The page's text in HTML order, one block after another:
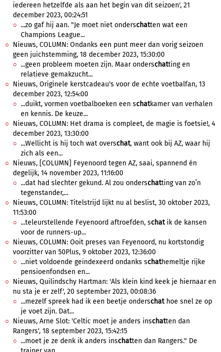
iedereen hetzelfde als aan het begin van dit seizoen', 21
december 2023, 00:24:51
...zo gaf hij aan. "Je moet niet onderschatten wat een
Champions League...
Nieuws, COLUMN: Ondanks een punt meer dan vorig seizoen
geen juichstemming, 18 december 2023, 15:30:00
...geen probleem moeten zijn. Maar onderschatting en
relatieve gemakzucht...
Nieuws, Originele kerstcadeau's voor de echte voetbalfan, 13
december 2023, 12:54:00
...duikt, vormen voetbalboeken een schatkamer van verhalen
en kennis. De keuze...
Nieuws, COLUMN: Het drama is compleet, de magie is foetsie!, 4
december 2023, 13:30:00
...Wellicht is hij toch wat overschat, want ook bij AZ, waar hij
zich als een...
Nieuws, [COLUMN] Feyenoord tegen AZ, saai, spannend én
degelijk, 14 november 2023, 11:16:00
...dat had slechter gekund. Al zou onderschatting van zo’n
tegenstander,...
Nieuws, COLUMN: Titelstrijd lijkt nu al beslist, 30 oktober 2023,
11:53:00
...teleurstellende Feyenoord aftroefden, schatik de kansen
voor de runners-up...
Nieuws, COLUMN: Ooit preses van Feyenoord, nu kortstondig
voorzitter van 50Plus, 9 oktober 2023, 12:36:00
...niet voldoende geïndexeerd ondanks schathemeltje rijke
pensioenfondsen en...
Nieuws, Quilindschy Hartman: 'Als klein kind keek je hiernaar en
nu sta je er zelf', 20 september 2023, 00:08:36
...mezelf spreek had ik een beetje onderschathoe snel ze op
je voet zijn. Dat...
Nieuws, Arne Slot: 'Celtic moet je anders inschatten dan
Rangers', 18 september 2023, 15:42:15
...moet je ze denk ik anders inschatten dan Rangers." De